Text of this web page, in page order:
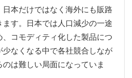
本だけではなく海外にも販路
ます。日本では人口減少の一途
、コモディティ化した製品につ
少なくなる中で各社競合しなが
は難しい局面になっていま